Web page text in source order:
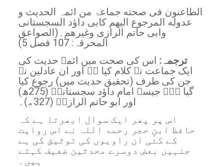
الطاعنون فی صحته جماعۃ من ائمہ الحدیث و
عدوله المرجوع الیھم کابی داؤد السجستانی
وابی حاتم الرازی وغیرھم۔(الصواعق
المحرقہ: 107 فصل 5)
ترجمہ: اس کی صحت میں ائمہ حدیث کی
ایک جماعت نے کلام کیا ہے اور ان عادلین نے
جن کی طرف (تحقیق حدیث میں) رجوع کیا
گیا ہے۔ جیسے امام داؤد سجستانیؒ (275ھ)
اور ابو حاتم الرازیؒ (327ھ)۔
اس پر پھر ایک سوال ابھرتا ہے کہ
حافظ ابنِ حجر رحمۃ اللہ نے اس روایت
کے کئی ان راویوں کی توثیق کی ہے
جنہیں بعض دوسرے محدثین ضعیف کہتے
ہیں۔